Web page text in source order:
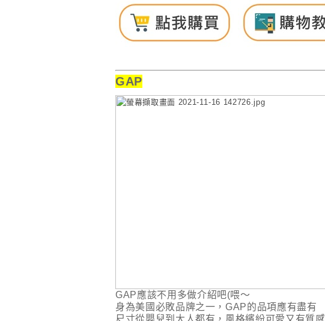
GAP
GAP應該不用多做介紹吧(喂～
身為美國必敗品牌之一，GAP的品項應有盡有
尺寸從嬰兒到大人都有，風格繽紛可愛又有質感